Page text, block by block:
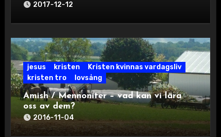
2017-12-12
jesus kristen
Kristen kvinnas vardagsliv
kristen tro
lovsång
Amish / Mennoniter – vad kan vi lära
oss av dem?
2016-11-04